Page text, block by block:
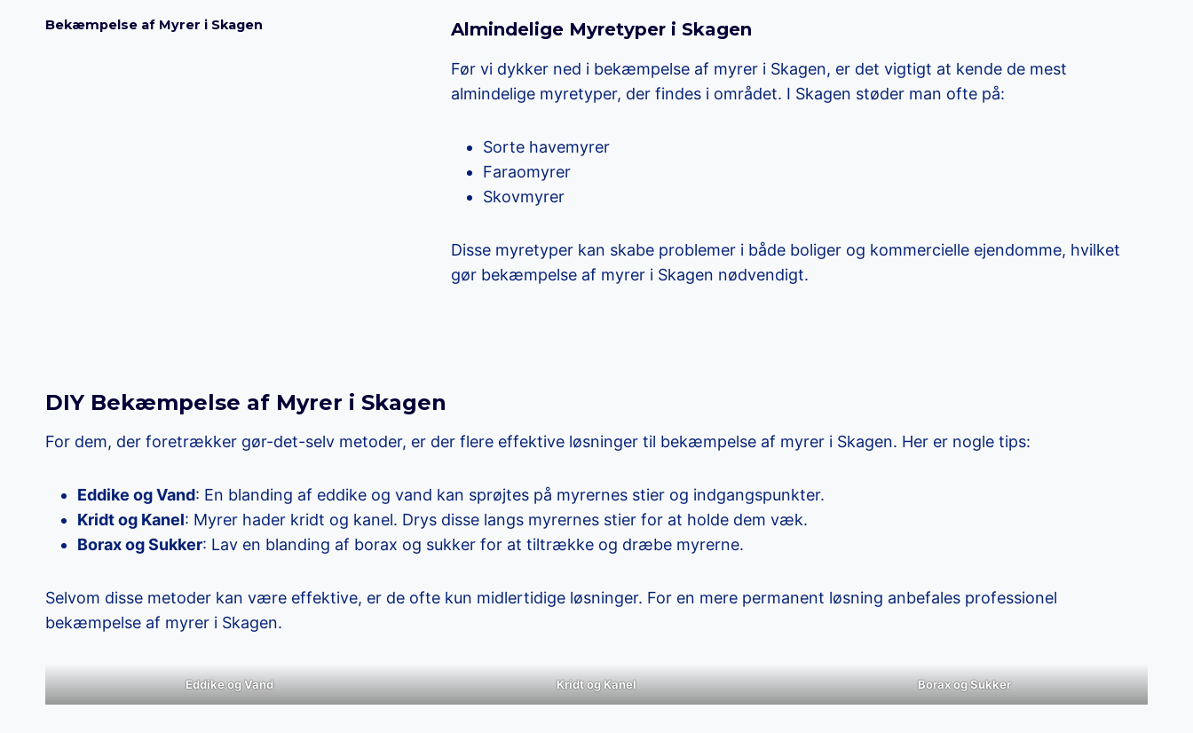
Bekæmpelse af Myrer i Skagen Almindelige Myretyper i Skagen
Før vi dykker ned i bekæmpelse af myrer i Skagen, er det vigtigt at kende de mest
almindelige myretyper, der findes i området. I Skagen støder man ofte på:
Sorte havemyrer
Faraomyrer
Skovmyrer
Disse myretyper kan skabe problemer i både boliger og kommercielle ejendomme, hvilket
gør bekæmpelse af myrer i Skagen nødvendigt.
DIY Bekæmpelse af Myrer i Skagen
For dem, der foretrækker gør-det-selv metoder, er der flere effektive løsninger til bekæmpelse af myrer i Skagen. Her er nogle tips:
Eddike og Vand: En blanding af eddike og vand kan sprøjtes på myrernes stier og indgangspunkter.
Kridt og Kanel: Myrer hader kridt og kanel. Drys disse langs myrernes stier for at holde dem væk.
Borax og Sukker: Lav en blanding af borax og sukker for at tiltrække og dræbe myrerne.
Selvom disse metoder kan være effektive, er de ofte kun midlertidige løsninger. For en mere permanent løsning anbefales professionel
bekæmpelse af myrer i Skagen.
Eddike og Vand Kridt og Kanel Borax og Sukker